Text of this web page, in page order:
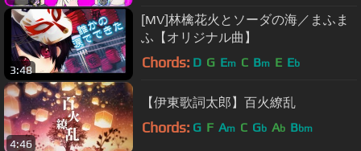
3:48
[MV]林檎花火とソーダの海／まふま
ふ【オリジナル曲】
Chords: D G Em C Bm E Eb
4:46
【伊東歌詞太郎】百火繚乱
Chords: G F Am C Gb Ab Bbm